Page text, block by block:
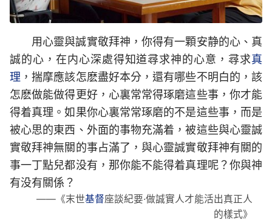
用心靈與誠實敬拜神，你得有一顆安静的心、真
誠的心，在内心深處得知道尋求神的心意，尋求真
理 ，揣摩應該怎麽盡好本分，還有哪些不明白的，該
怎麽做能做得更好，心裏常常得琢磨這些事，你才能
得着真理。如果你心裏常常琢磨的不是這些事，而是
被心思的東西、外面的事物充滿着，被這些與心靈誠
實敬拜神無關的事占滿了，與心靈誠實敬拜神有關的
事一丁點兒都没有，那你能不能得着真理呢？你與神
有没有關係？
——《末世基督座談紀要·做誠實人才能活出真正人
的樣式》